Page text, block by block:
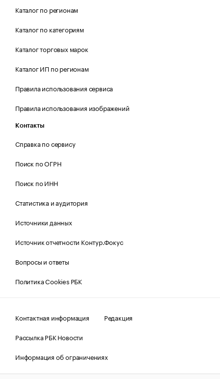
Каталог по регионам
Каталог по категориям
Каталог торговых марок
Каталог ИП по регионам
Правила использования сервиса
Правила использования изображений
Контакты
Справка по сервису
Поиск по ОГРН
Поиск по ИНН
Статистика и аудитория
Источники данных
Источник отчетности Контур.Фокус
Вопросы и ответы
Политика Cookies РБК
Контактная информация
Редакция
Рассылка РБК Новости
Информация об ограничениях
Правовая информация
О соблюдении авторских прав